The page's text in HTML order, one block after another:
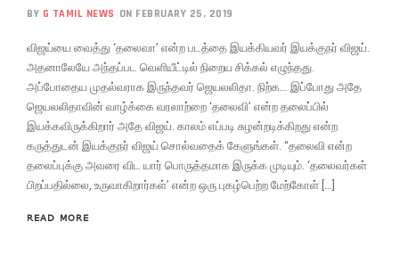
BY G TAMIL NEWS ON FEBRUARY 25, 2019
விஜய்யை வைத்து ‘தலைவா’ என்ற படத்தை இயக்கியவர் இயக்குநர் விஜய்.
அதனாலேயே அந்தப்பட வெளியீட்டில் நிறைய சிக்கல் எழுந்தது.
அப்போதைய முதல்வராக இருந்தவர் ஜெயலலிதா. நிற்க… இப்போது அதே
ஜெயலலிதாவின் வாழ்க்கை வரலாற்றை ‘தலைவி’ என்ற தலைப்பில்
இயக்கவிருக்கிறார் அதே விஜய். காலம் எப்படி சுழன்றடிக்கிறது என்ற
கருத்துடன் இயக்குநர் விஜய் சொல்வதைக் கேளுங்கள். “தலைவி என்ற
தலைப்புக்கு அவரை விட யார் பொருத்தமாக இருக்க முடியும். ‘தலைவர்கள்
பிறப்பதில்லை, உருவாகிறார்கள்’ என்ற ஒரு புகழ்பெற்ற மேற்கோள் […]
READ MORE